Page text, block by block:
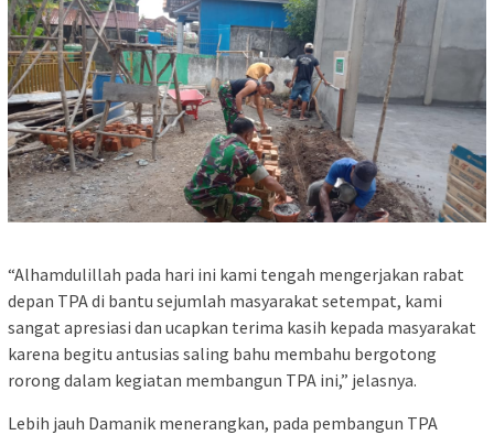
“Alhamdulillah pada hari ini kami tengah mengerjakan rabat
depan TPA di bantu sejumlah masyarakat setempat, kami
sangat apresiasi dan ucapkan terima kasih kepada masyarakat
karena begitu antusias saling bahu membahu bergotong
rorong dalam kegiatan membangun TPA ini,” jelasnya.
Lebih jauh Damanik menerangkan, pada pembangun TPA